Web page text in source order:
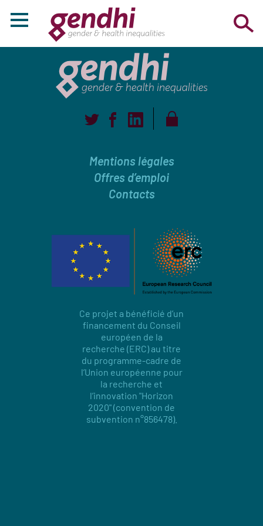
Mentions légales
Offres d’emploi
Contacts
Ce projet a bénéficié d’un
financement du Conseil
européen de la
recherche (ERC) au titre
du programme-cadre de
l’Union européenne pour
la recherche et
l’innovation "Horizon
2020" (convention de
subvention n°856478).